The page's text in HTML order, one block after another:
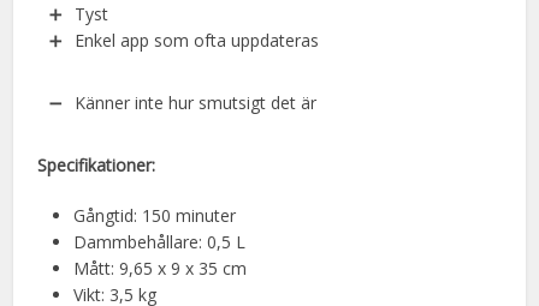
Tyst
Enkel app som ofta uppdateras
Känner inte hur smutsigt det är
Specifikationer:
Gångtid: 150 minuter
Dammbehållare: 0,5 L
Mått: 9,65 x 9 x 35 cm
Vikt: 3,5 kg